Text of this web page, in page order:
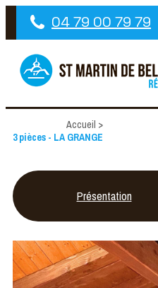
04 79 00 79 79
Accueil >
3 pièces - LA GRANGE
Présentation